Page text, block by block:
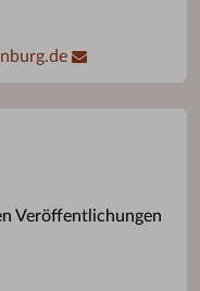
Veröffentlichungen